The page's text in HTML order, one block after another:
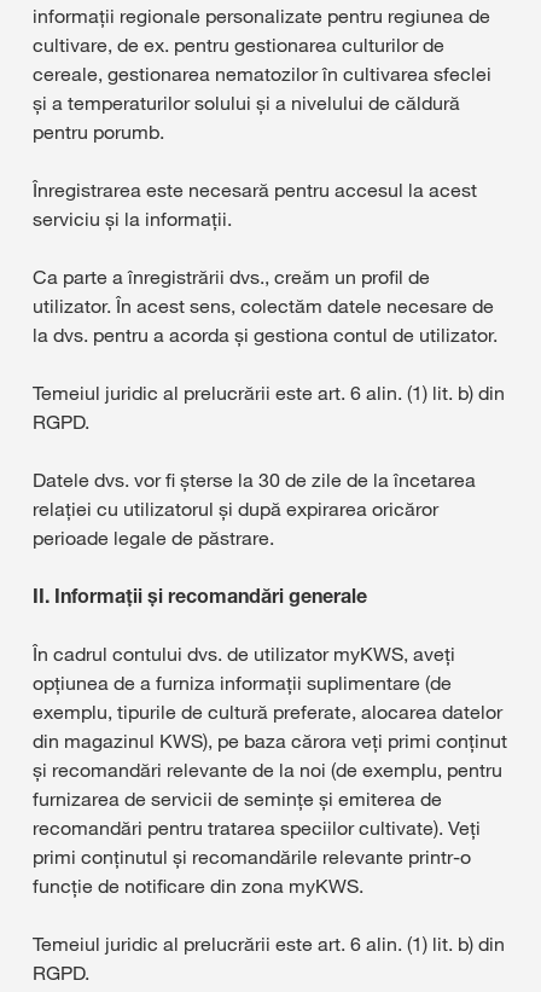
informații regionale personalizate pentru regiunea de
cultivare, de ex. pentru gestionarea culturilor de
cereale, gestionarea nematozilor în cultivarea sfeclei
și a temperaturilor solului și a nivelului de căldură
pentru porumb.
Înregistrarea este necesară pentru accesul la acest
serviciu și la informații.
Ca parte a înregistrării dvs., creăm un profil de
utilizator. În acest sens, colectăm datele necesare de
la dvs. pentru a acorda și gestiona contul de utilizator.
Temeiul juridic al prelucrării este art. 6 alin. (1) lit. b) din
RGPD.
Datele dvs. vor fi șterse la 30 de zile de la încetarea
relației cu utilizatorul și după expirarea oricăror
perioade legale de păstrare.
II. Informații și recomandări generale
În cadrul contului dvs. de utilizator myKWS, aveți
opțiunea de a furniza informații suplimentare (de
exemplu, tipurile de cultură preferate, alocarea datelor
din magazinul KWS), pe baza cărora veți primi conținut
și recomandări relevante de la noi (de exemplu, pentru
furnizarea de servicii de semințe și emiterea de
recomandări pentru tratarea speciilor cultivate). Veți
primi conținutul și recomandările relevante printr-o
funcție de notificare din zona myKWS.
Temeiul juridic al prelucrării este art. 6 alin. (1) lit. b) din
RGPD.